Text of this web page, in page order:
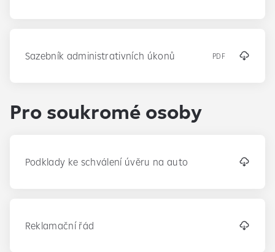
Sazebník administrativních úkonů PDF
Pro soukromé osoby
Podklady ke schválení úvěru na auto
Reklamační řád